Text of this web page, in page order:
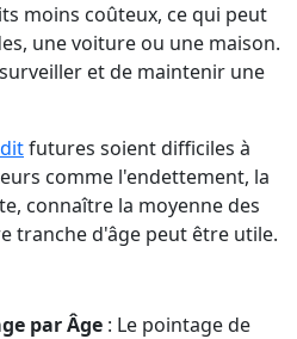
moins coûteux, ce qui peut
une voiture ou une maison.
et de maintenir une
futures soient difficiles à
comme l'endettement, la
connaître la moyenne des
tranche d'âge peut être utile.
par Âge : Le pointage de